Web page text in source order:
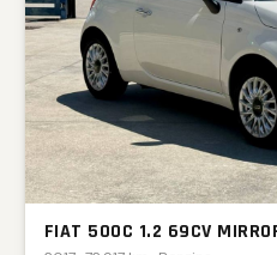
FIAT 500C 1.2 69CV